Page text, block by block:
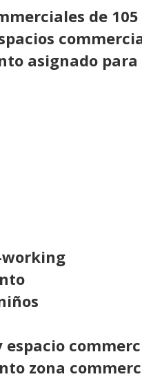
de
asignado para
working
y espacio
zona